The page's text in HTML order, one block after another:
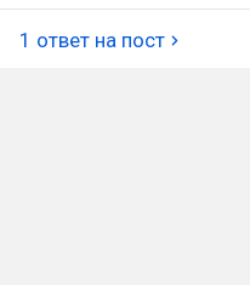
1 ответ на пост